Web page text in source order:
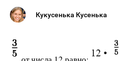
Кукусенька Кусенька